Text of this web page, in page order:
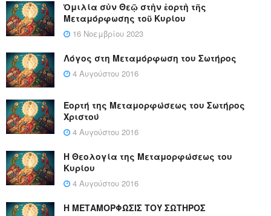
Ὁμιλία σὺν Θεῷ στὴν ἑορτὴ τῆς
Μεταμόρφωσης τοῦ Κυρίου
16 Νοεμβρίου 2023
Λόγος στη Μεταμόρφωση του Σωτήρος
4 Αυγούστου 2016
Εορτή της Μεταμορφώσεως του Σωτήρος
Χριστού
4 Αυγούστου 2016
Η Θεολογία της Μεταμορφώσεως του
Κυρίου
4 Αυγούστου 2016
Η ΜΕΤΑΜΟΡΦΩΣΙΣ ΤΟΥ ΣΩΤΗΡΟΣ